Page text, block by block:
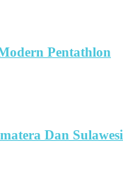
Pentathlon
Dan Sulawesi